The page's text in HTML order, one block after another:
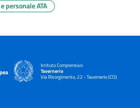
personale ATA
Istituto Comprensivo
Tavernerio
Via Risorgimento, 22 - Tavernerio (CO)
— Visita la pagina iniziale della scuola